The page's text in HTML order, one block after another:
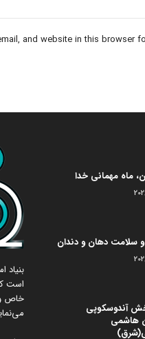
and website in this browser
است
خاص
ماه مهمانی خدا
و سلامت دهان و دندان
آندوسکوپی
هاشمی